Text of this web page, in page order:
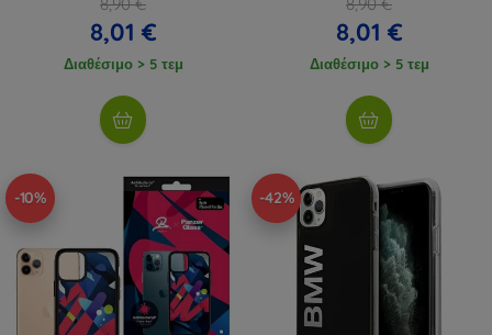
8,01 €
Διαθέσιμο > 5 τεμ
8,01 €
Διαθέσιμο > 5 τεμ
-10% -42%